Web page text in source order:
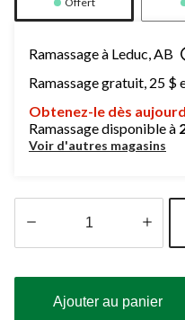
Ramassage à Leduc, AB
Ramassage gratuit, 25 $
Obtenez-le dès
Ramassage disponible à
Voir d'autres magasins
Ajouter au panier